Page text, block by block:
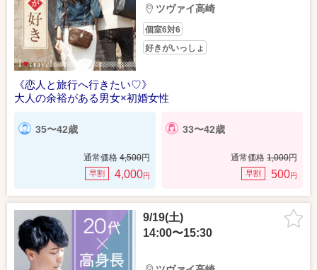
ツヴァイ高崎
個室6対6
好きがいっしょ
《恋人と旅行へ行きたい♡》
大人の余裕がある男女×初婚女性
35〜42歳
通常価格 4,500円
早割 4,000円
33〜42歳
通常価格 1,000円
早割 500円
9/19(土)
14:00〜15:30